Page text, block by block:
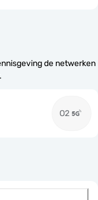
de netwerken
O2